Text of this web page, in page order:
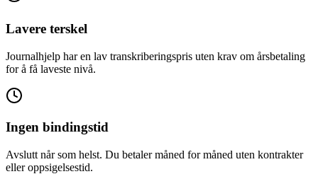
Lavere terskel
Journalhjelp har en lav transkriberingspris uten krav om årsbetaling
for å få laveste nivå.
Ingen bindingstid
Avslutt når som helst. Du betaler måned for måned uten kontrakter
eller oppsigelsestid.